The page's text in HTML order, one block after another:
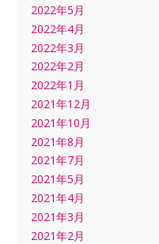
2022年5月
2022年4月
2022年3月
2022年2月
2022年1月
2021年12月
2021年10月
2021年8月
2021年7月
2021年5月
2021年4月
2021年3月
2021年2月